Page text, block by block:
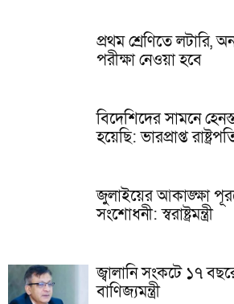
প্রথম শ্রেণিতে লটারি,
পরীক্ষা নেওয়া হবে
বিদেশিদের সামনে
হয়েছি: ভারপ্রাপ্ত
জুলাইয়ের আকাঙ্ক্ষা
সংশোধনী: স্বরাষ্ট্রমন্ত্রী
জ্বালানি সংকটে ১৭
বাণিজ্যমন্ত্রী